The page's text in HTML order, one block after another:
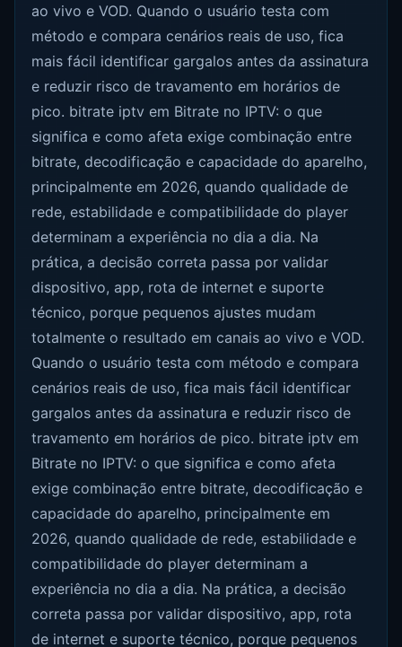
ao vivo e VOD. Quando o usuário testa com
método e compara cenários reais de uso, fica
mais fácil identificar gargalos antes da assinatura
e reduzir risco de travamento em horários de
pico. bitrate iptv em Bitrate no IPTV: o que
significa e como afeta exige combinação entre
bitrate, decodificação e capacidade do aparelho,
principalmente em 2026, quando qualidade de
rede, estabilidade e compatibilidade do player
determinam a experiência no dia a dia. Na
prática, a decisão correta passa por validar
dispositivo, app, rota de internet e suporte
técnico, porque pequenos ajustes mudam
totalmente o resultado em canais ao vivo e VOD.
Quando o usuário testa com método e compara
cenários reais de uso, fica mais fácil identificar
gargalos antes da assinatura e reduzir risco de
travamento em horários de pico. bitrate iptv em
Bitrate no IPTV: o que significa e como afeta
exige combinação entre bitrate, decodificação e
capacidade do aparelho, principalmente em
2026, quando qualidade de rede, estabilidade e
compatibilidade do player determinam a
experiência no dia a dia. Na prática, a decisão
correta passa por validar dispositivo, app, rota
de internet e suporte técnico, porque pequenos